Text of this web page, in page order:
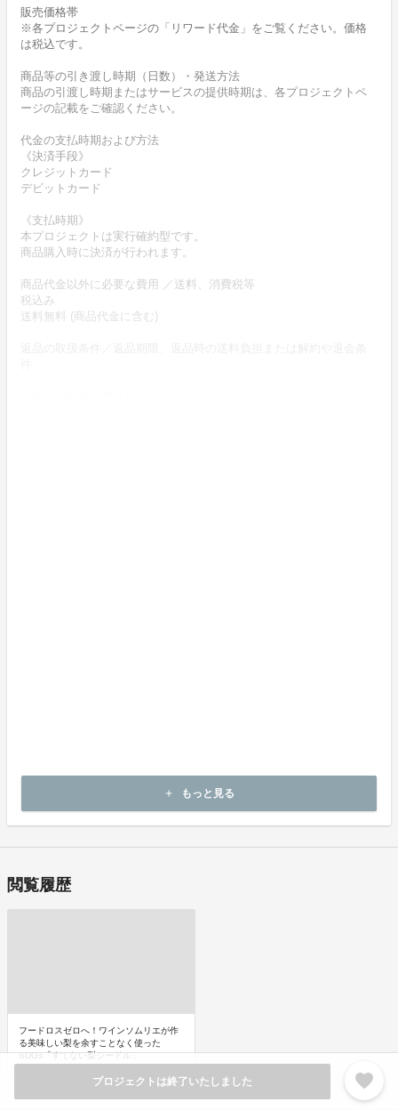
プロジェクトは終了いたしました favorite
販売価格帯
※各プロジェクトページの「リワード代金」をご覧ください。価格
は税込です。
商品等の引き渡し時期（日数）・発送方法
商品の引渡し時期またはサービスの提供時期は、各プロジェクトペ
ージの記載をご確認ください。
代金の支払時期および方法
《決済手段》
クレジットカード
デビットカード
《支払時期》
本プロジェクトは実行確約型です。
商品購入時に決済が行われます。
商品代金以外に必要な費用 ／送料、消費税等
税込み
送料無料 (商品代金に含む)
次回研修の受講期限：令和6年11月23日
研修実施団体名：柏小売酒販組合
add もっと見る
閲覧履歴
フードロスゼロへ！ワインソムリエが作
る美味しい梨を余すことなく使った
SDGs「すてない梨シードル」